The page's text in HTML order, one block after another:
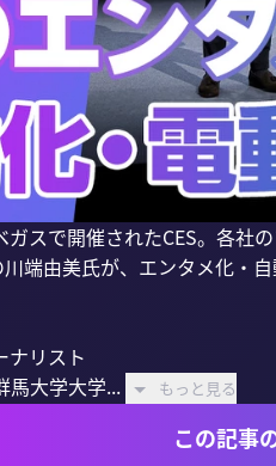
スで開催されたCES。各社
端由美氏が、エンタメ化・
ナリスト
馬大学大学...
もっと見る
この記事